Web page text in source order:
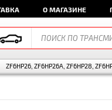
О МАГАЗИНЕ
ZF6HP26, ZF6HP26A, ZF6HP28,